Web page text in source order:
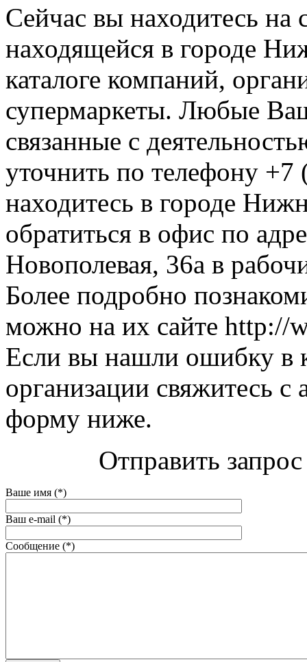
Сейчас вы находитесь на
находящейся в городе
каталоге компаний,
супермаркеты. Любые
связанные с
уточнить по телефону
находитесь в городе
обратиться в офис по
Новополевая, 36а в
Более подробно
можно на их сайте http://
Если вы нашли ошибку в
организации свяжитесь
форму ниже.
Отправить
Ваше имя (*)
Ваш e-mail (*)
Сообщение (*)